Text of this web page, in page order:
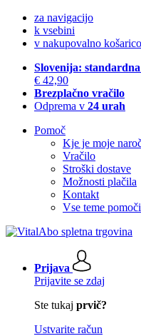
za navigacijo
k vsebini
v nakupovalno košarico
Slovenija:
€ 42,90
Brezplačno vračilo
Odprema v 24 urah
Pomoč
Kje je moje
Vračilo
Stroški dostave
Možnosti plačila
Kontakt
Vse teme pomoči
Prijava
Prijavite se zdaj
Ste tukaj prvič?
Ustvarite račun